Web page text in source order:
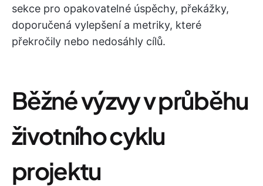
sekce pro opakovatelné úspěchy, překážky,
doporučená vylepšení a metriky, které
překročily nebo nedosáhly cílů.
Běžné výzvy v průběhu
životního cyklu
projektu